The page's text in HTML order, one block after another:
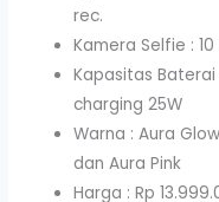
rec.
Kamera Selfie :
Kapasitas
charging 25W
Warna : Aura
dan Aura Pink
Harga : Rp